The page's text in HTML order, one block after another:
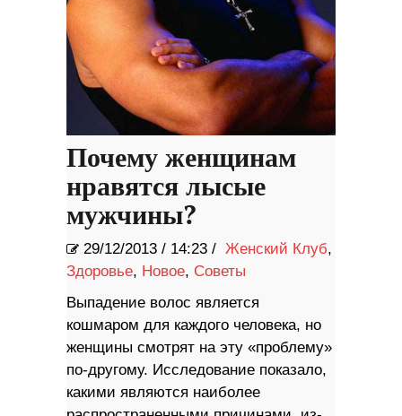
Почему женщинам
нравятся лысые
мужчины?
29/12/2013 / 14:23 / Женский Клуб,
Здоровье, Новое, Советы
Выпадение волос является
кошмаром для каждого человека, но
женщины смотрят на эту «проблему»
по-другому. Исследование показало,
какими являются наиболее